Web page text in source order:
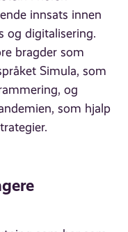
innsats innen
og digitalisering.
bragder som
Simula, som
og
som hjalp